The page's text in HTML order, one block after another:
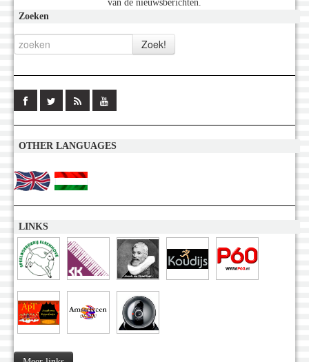
van de nieuwsberichten.
Zoeken
OTHER LANGUAGES
LINKS